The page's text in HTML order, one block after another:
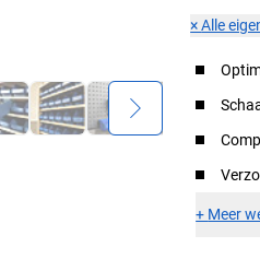
×Alle
+ Meer